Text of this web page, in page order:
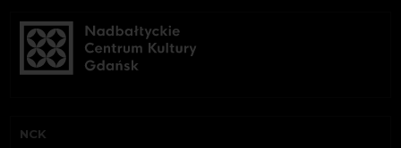
NCK